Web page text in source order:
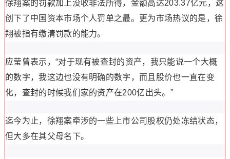
徐翔案的罚款加上没收非法所得，金额高达203.37亿元，这
创下了中国资本市场个人罚单之最。更为市场热议的是，徐
翔被指有缴清罚款的能力。
应莹曾表示，“对于现有被查封的资产，我只能说一个大概
的数字，我这边也没有明确的数字，而且股价也一直在变
化，查封的时候我们家的资产在200亿出头。”
迄今为止，徐翔案牵涉的一些上市公司股权仍处冻结状态，
但大多在其父母名下。